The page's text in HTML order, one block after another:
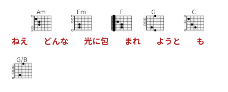
ねえ
Am
どんな
Em
光に包
F
まれ
G
よう と
C
も
G/B